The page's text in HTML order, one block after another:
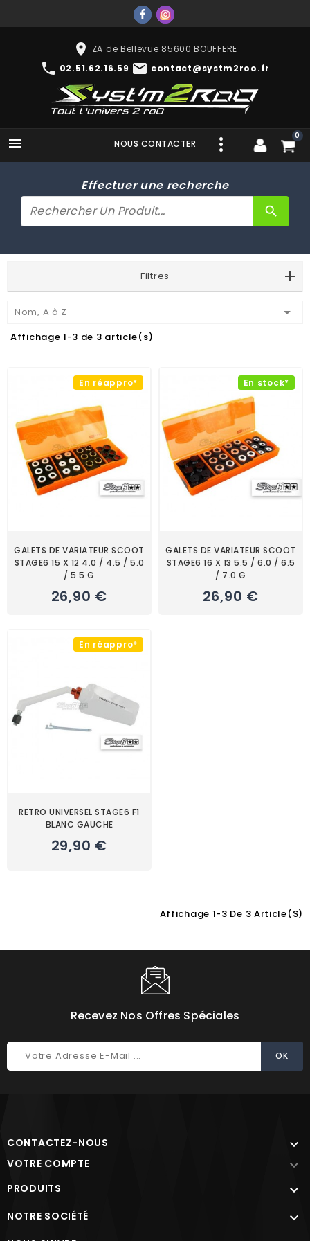
place ZA de Bellevue 85600 BOUFFERE
phone 02.51.62.16.59 mail contact@systm2roo.fr
 0
NOUS CONTACTER
Effectuer une recherche
search
Filtres
Nom, A à Z 
Affichage 1-3 de 3 article(s)
En réappro*
GALETS DE VARIATEUR SCOOT
STAGE6 15 X 12 4.0 / 4.5 / 5.0
/ 5.5 G
26,90 €
En stock*
GALETS DE VARIATEUR SCOOT
STAGE6 16 X 13 5.5 / 6.0 / 6.5
/ 7.0 G
26,90 €
En réappro*
RETRO UNIVERSEL STAGE6 F1
BLANC GAUCHE
29,90 €
Affichage 1-3 De 3 Article(s)
Recevez Nos Offres Spéciales
CONTACTEZ-NOUS 
VOTRE COMPTE 
PRODUITS 
NOTRE SOCIÉTÉ 